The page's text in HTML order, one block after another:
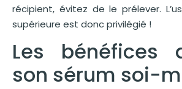
récipient, évitez de le prélever.
supérieure est donc privilégié !
Les bénéfices
son sérum soi-